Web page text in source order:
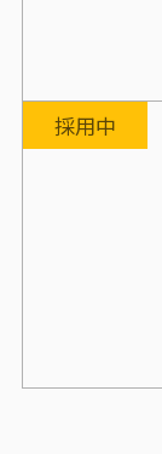
採用中